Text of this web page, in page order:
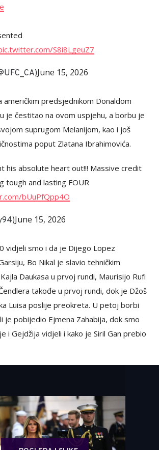
S8i8LgeuZ7
June 15, 2026
američkim predsjednikom Donaldom
je čestitao na ovom uspjehu, a borbu je
suprugom Melanijom, kao i još
poput Zlatana Ibrahimovića.
his absolute heart out!!! Massive credit
tough and lasting FOUR
bUuPfQpp4O
June 15, 2026
vidjeli smo i da je Dijego Lopez
Bo Nikal je slavio tehničkim
Daukasa u prvoj rundi, Maurisijo Rufi
takođe u prvoj rundi, dok je Džoš
Luisa poslije preokreta. U petoj borbi
je pobijedio Ejmena Zahabija, dok smo
i Gejdžija vidjeli i kako je Siril Gan prebio